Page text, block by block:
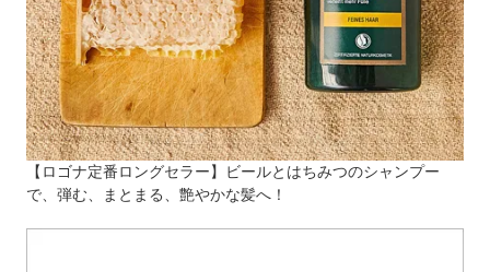
【ロゴナ定番ロングセラー】ビールとはちみつのシャンプー
で、弾む、まとまる、艶やかな髪へ！